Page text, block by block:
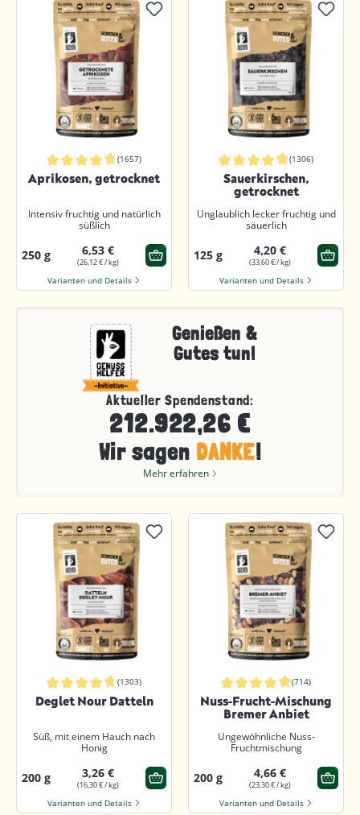
Durchschnittliche Bewertung von 4.8 von 5 Sternen
(1657)
Aprikosen, getrocknet
Intensiv fruchtig und natürlich
süßlich
250 g 6,53 €
(26,12 € / kg)
Varianten und Details
Durchschnittliche Bewertung von
(1306)
Sauerkirschen,
getrocknet
Unglaublich lecker fruchtig und
säuerlich
125 g 4,20 €
(33,60 € / kg)
Varianten und Details
Genießen &
Gutes tun!
Aktueller Spendenstand:
212.922,26 €
Wir sagen DANKE!
Mehr erfahren
Durchschnittliche Bewertung von 4.8 von 5 Sternen
(1303)
Deglet Nour Datteln
Süß, mit einem Hauch nach
Honig
200 g 3,26 €
(16,30 € / kg)
Varianten und Details
Durchschnittliche Bewertung von
(714)
Nuss-Frucht-Mischung
Bremer Anbiet
Ungewöhnliche Nuss-
Fruchtmischung
200 g 4,66 €
(23,30 € / kg)
Varianten und Details